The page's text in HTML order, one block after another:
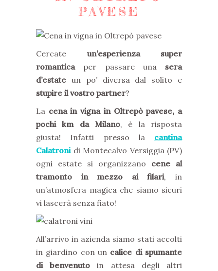
PAVESE
Cercate un’esperienza super
romanticaper passare una sera
d’estate un po’ diversa dal solito e
stupire il vostro partner?
La cena in vigna in Oltrepò pavese, a
pochi km da Milano, è la risposta
giusta! Infatti presso la cantina
Calatronidi Montecalvo Versiggia (PV)
ogni estate si organizzano cene al
tramonto in mezzo ai filari, in
un’atmosfera magica che siamo sicuri
vi lascerà senza fiato!
All’arrivo in azienda siamo stati accolti
in giardino con un calice di spumante
di benvenuto in attesa degli altri